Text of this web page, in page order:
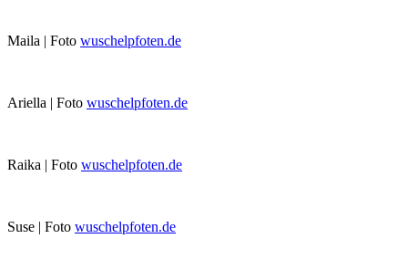
Maila | Foto wuschelpfoten.de
Ariella | Foto wuschelpfoten.de
Raika | Foto wuschelpfoten.de
Suse | Foto wuschelpfoten.de